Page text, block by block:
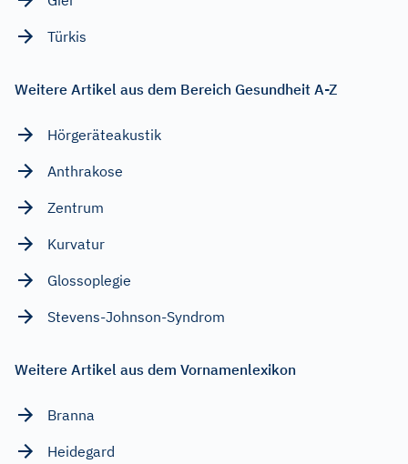
Türkis
Weitere Artikel aus dem Bereich Gesundheit A-Z
Hörgeräteakustik
Anthrakose
Zentrum
Kurvatur
Glossoplegie
Stevens-Johnson-Syndrom
Weitere Artikel aus dem Vornamenlexikon
Branna
Heidegard